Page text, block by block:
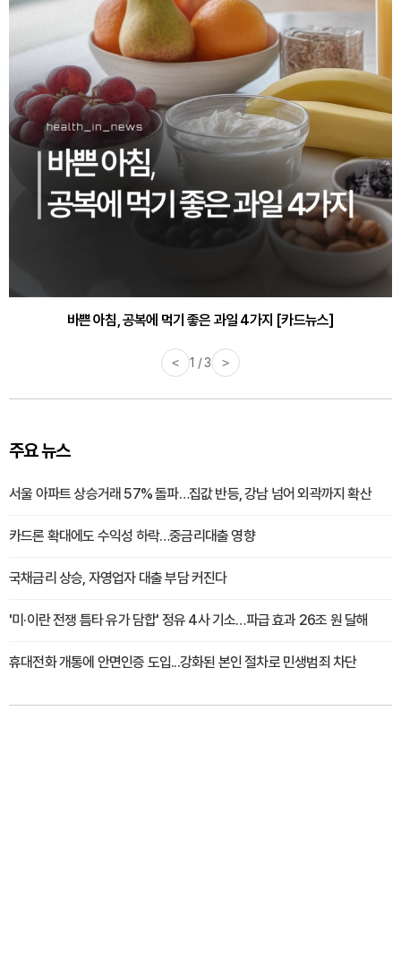
바쁜 아침, 공복에 먹기 좋은 과일 4가지 [카드뉴스]
< 1 / 3 >
주요 뉴스
서울 아파트 상승거래 57% 돌파…집값 반등, 강남 넘어 외곽까지 확산
카드론 확대에도 수익성 하락…중금리대출 영향
국채금리 상승, 자영업자 대출 부담 커진다
'미·이란 전쟁 틈타 유가 담합' 정유 4사 기소…파급 효과 26조 원 달해
휴대전화 개통에 안면인증 도입...강화된 본인 절차로 민생범죄 차단